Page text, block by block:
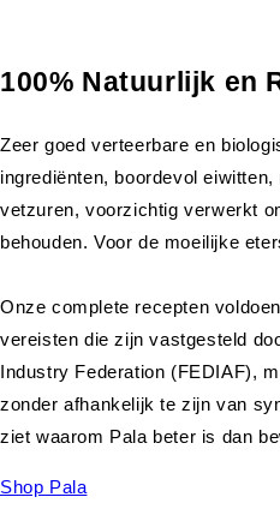
100% Natuurlijk en
Zeer goed verteerbare en
ingrediënten, boordevol
vetzuren, voorzichtig verwerkt
behouden. Voor de moeilijke
Onze complete recepten
vereisten die zijn vastgesteld
Industry Federation (FEDIAF),
zonder afhankelijk te zijn van
ziet waarom Pala beter is dan
Shop Pala